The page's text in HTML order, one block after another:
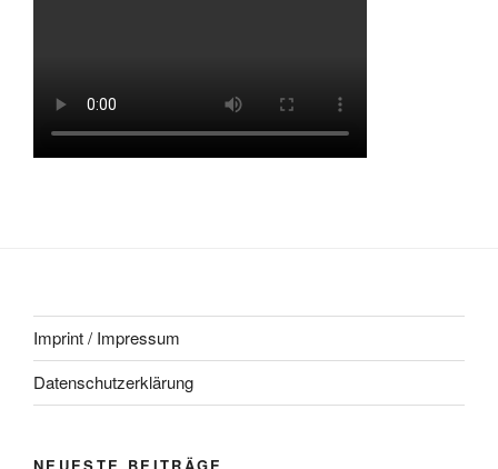
Imprint / Impressum
Datenschutzerklärung
NEUESTE BEITRÄGE